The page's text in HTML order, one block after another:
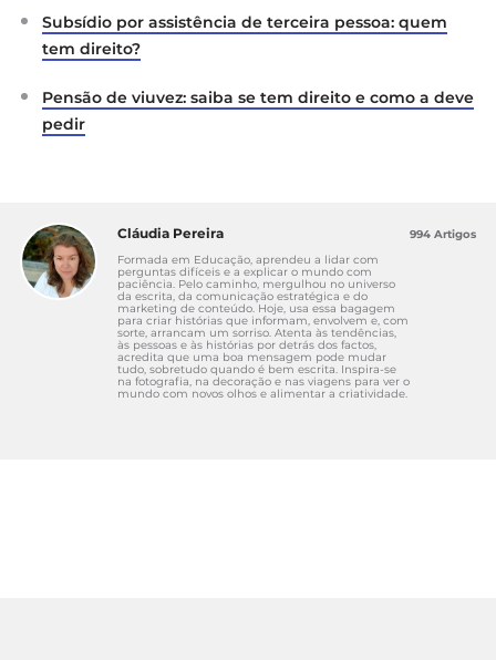
Subsídio por assistência de terceira pessoa: quem
tem direito?
Pensão de viuvez: saiba se tem direito e como a deve
pedir
Cláudia Pereira
Formada em Educação, aprendeu a lidar com
perguntas difíceis e a explicar o mundo com
paciência. Pelo caminho, mergulhou no universo
da escrita, da comunicação estratégica e do
marketing de conteúdo. Hoje, usa essa bagagem
para criar histórias que informam, envolvem e, com
sorte, arrancam um sorriso. Atenta às tendências,
às pessoas e às histórias por detrás dos factos,
acredita que uma boa mensagem pode mudar
tudo, sobretudo quando é bem escrita. Inspira-se
na fotografia, na decoração e nas viagens para ver o
mundo com novos olhos e alimentar a criatividade.
994 Artigos